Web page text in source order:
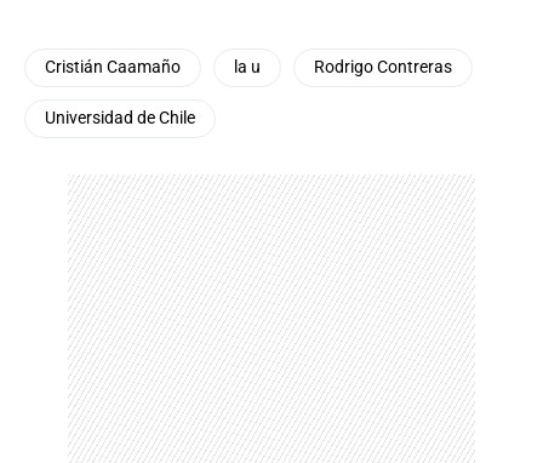
Cristián Caamaño la u Rodrigo Contreras
Universidad de Chile